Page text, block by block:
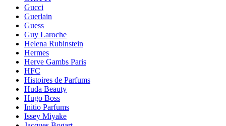
Gucci
Guerlain
Guess
Guy Laroche
Helena Rubinstein
Hermes
Herve Gambs Paris
HFC
Histoires de Parfums
Huda Beauty
Hugo Boss
Initio Parfums
Issey Miyake